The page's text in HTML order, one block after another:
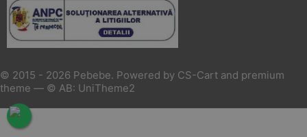
© 2015 - 2026 Pebebe. Powered by CS-Cart and premium
theme — © AB: UniTheme2